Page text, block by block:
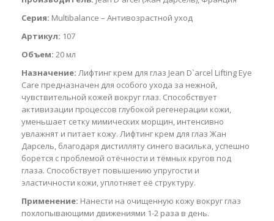
Серия: Multibalance – Антивозрастной уход
Артикул: 107
Объем: 20 мл
Назначение: Лифтинг крем для глаз Jean D`arcel Lifting Eye
Care предназначен для особого ухода за нежной,
чувствительной кожей вокруг глаз. Способствует
активизации процессов глубокой регенерации кожи,
уменьшает сетку мимических морщин, интенсивно
увлажнят и питает кожу. Лифтинг крем для глаз Жан
Дарсель, благодаря дистилляту синего василька, успешно
борется с проблемой отёчности и тёмных кругов под
глаза. Способствует повышению упругости и
эластичности кожи, уплотняет её структуру.
Применение: Нанести на очищенную кожу вокруг глаз
похлопывающими движениями 1-2 раза в день.